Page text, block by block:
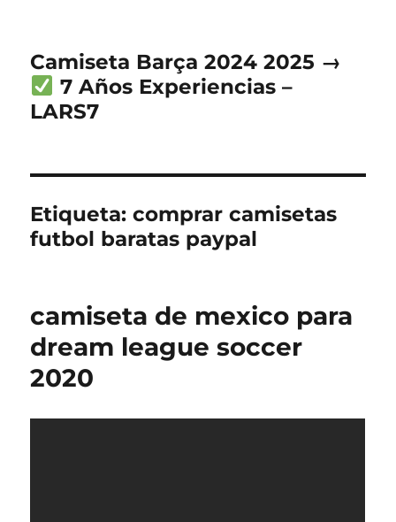
Camiseta Barça 2024 2025 →
7 Años Experiencias –
LARS7
Etiqueta:comprar camisetas
futbol baratas paypal
camiseta de mexico para
dream league soccer
2020